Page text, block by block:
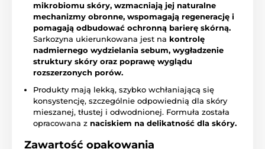
mikrobiomu skóry, wzmacniają jej naturalne
mechanizmy obronne, wspomagają regenerację i
pomagają odbudować ochronną barierę skórną.
Sarkozyna ukierunkowana jest na kontrolę
nadmiernego wydzielania sebum, wygładzenie
struktury skóry oraz poprawę wyglądu
rozszerzonych porów.
Produkty mają lekką, szybko wchłaniającą się
konsystencję, szczególnie odpowiednią dla skóry
mieszanej, tłustej i odwodnionej. Formuła została
opracowana z naciskiem na delikatność dla skóry.
Zawartość opakowania